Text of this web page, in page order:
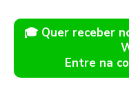
🎓 Quer receber
Entre na